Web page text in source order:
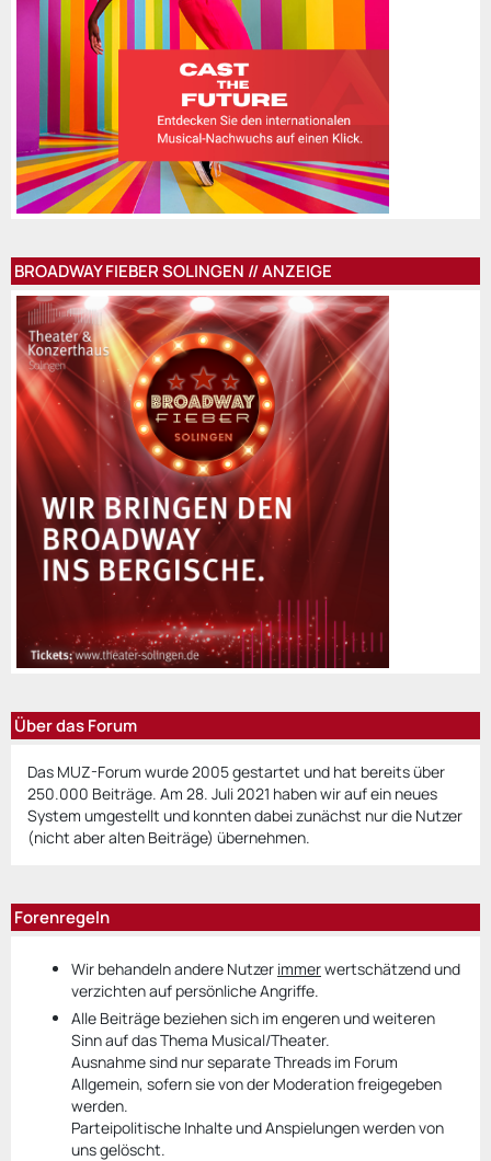
BROADWAY FIEBER SOLINGEN // ANZEIGE
Über das Forum
Das MUZ-Forum wurde 2005 gestartet und hat bereits über
250.000 Beiträge. Am 28. Juli 2021 haben wir auf ein neues
System umgestellt und konnten dabei zunächst nur die Nutzer
(nicht aber alten Beiträge) übernehmen.
Forenregeln
Wir behandeln andere Nutzer immerwertschätzend und
verzichten auf persönliche Angriffe.
Alle Beiträge beziehen sich im engeren und weiteren
Sinn auf das Thema Musical/Theater.
Ausnahme sind nur separate Threads im Forum
Allgemein, sofern sie von der Moderation freigegeben
werden.
Parteipolitische Inhalte und Anspielungen werden von
uns gelöscht.